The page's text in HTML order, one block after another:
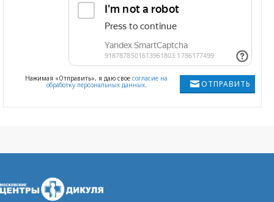
ОТПРАВИТЬ
Нажимая «Отправить», я даю свое согласие на
обработку персональных данных.